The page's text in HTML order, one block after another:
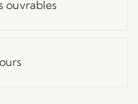
ouvrables